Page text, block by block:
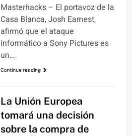
Masterhacks – El portavoz de la
Casa Blanca, Josh Earnest,
afirmó que el ataque
informático a Sony Pictures es
un…
Continue reading
La Unión Europea
tomará una decisión
sobre la compra de